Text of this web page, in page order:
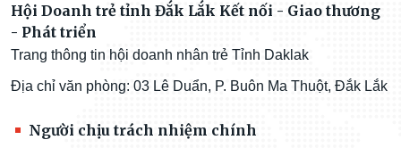
Hội Doanh trẻ tỉnh Đắk Lắk Kết nối - Giao thương
- Phát triển
Trang thông tin hội doanh nhân trẻ Tỉnh Daklak
Địa chỉ văn phòng: 03 Lê Duẩn, P. Buôn Ma Thuột, Đắk Lắk
Người chịu trách nhiệm chính